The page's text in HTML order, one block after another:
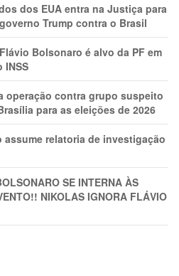
dos EUA entra na Justiça para
Trump contra o Brasil
Bolsonaro é alvo da PF em
INSS
operação contra grupo suspeito
para as eleições de 2026
relatoria de investigação
SE INTERNA ÀS
NIKOLAS IGNORA FLÁVIO